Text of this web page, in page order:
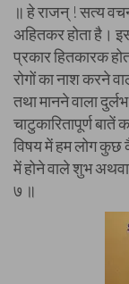
॥ हे राजन् ! सत्य
अहितकर होता है।
प्रकार हितकारक
रोगों का नाश करने
तथा मानने वाला
चाटुकारितापूर्ण
विषय में हम लोग
में होने वाले शुभ
७ ॥